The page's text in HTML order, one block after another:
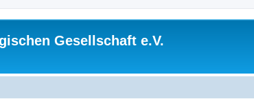
Gesellschaft e.V.